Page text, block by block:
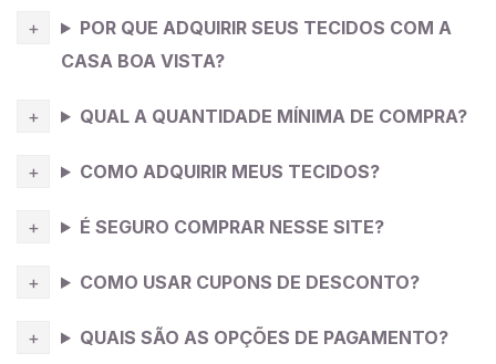
POR QUE ADQUIRIR SEUS TECIDOS COM A
CASA BOA VISTA?
QUAL A QUANTIDADE MÍNIMA DE COMPRA?
COMO ADQUIRIR MEUS TECIDOS?
É SEGURO COMPRAR NESSE SITE?
COMO USAR CUPONS DE DESCONTO?
QUAIS SÃO AS OPÇÕES DE PAGAMENTO?